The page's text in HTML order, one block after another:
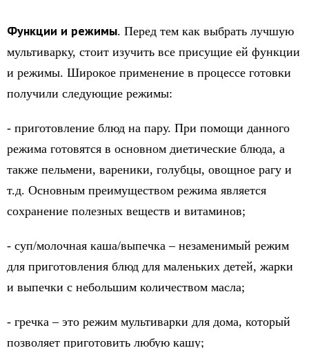
Функции и режимы. Перед тем как выбрать лучшую
мультиварку, стоит изучить все присущие ей функции
и режимы. Широкое применение в процессе готовки
получили следующие режимы:
- приготовление блюд на пару. При помощи данного
режима готовятся в основном диетические блюда, а
также пельмени, вареники, голубцы, овощное рагу и
т.д. Основным преимуществом режима является
сохранение полезных веществ и витаминов;
- суп/молочная каша/выпечка – незаменимый режим
для приготовления блюд для маленьких детей, жарки
и выпечки с небольшим количеством масла;
- гречка – это режим мультиварки для дома, который
позволяет приготовить любую кашу;